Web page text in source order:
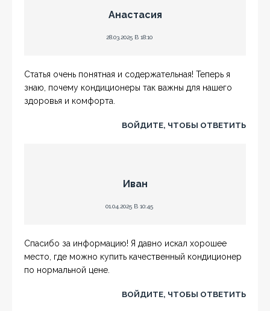
Анастасия
28.03.2025 В 18:10
Статья очень понятная и содержательная! Теперь я
знаю, почему кондиционеры так важны для нашего
здоровья и комфорта.
ВОЙДИТЕ, ЧТОБЫ ОТВЕТИТЬ
Иван
01.04.2025 В 10:45
Спасибо за информацию! Я давно искал хорошее
место, где можно купить качественный кондиционер
по нормальной цене.
ВОЙДИТЕ, ЧТОБЫ ОТВЕТИТЬ